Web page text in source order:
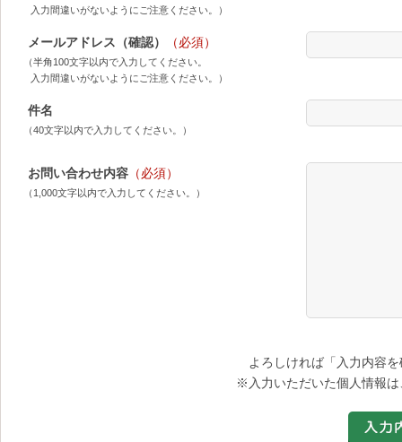
入力間違いがないようにご注意ください。）
メールアドレス（確認） （必須）
（半角100文字以内で入力してください。
入力間違いがないようにご注意ください。）
件名
（40文字以内で入力してください。）
お問い合わせ内容 （必須）
（1,000文字以内で入力してください。）
よろしければ「入力内容
※入力いただいた個人情報